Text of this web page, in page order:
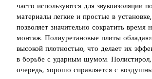
часто используются для звукоизоляции
материалы легкие и простые в
позволяет значительно сократить время
монтаж. Полиуретановые плиты
высокой плотностью, что делает их
в борьбе с ударным шумом.
очередь, хорошо справляется с